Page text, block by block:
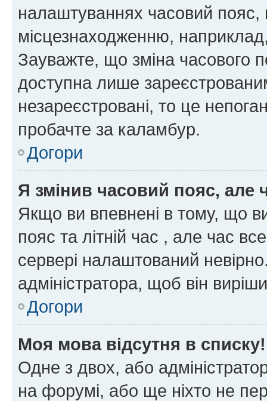
налаштуваннях часовий пояс,
місцезнаходженню,
Зауважте, що зміна часового
доступна лише
незареєстровані, то це
пробачте за каламбур.
Догори
Я змінив часовий пояс, але
Якщо ви впевнені в тому, що
пояс та літній час , але час
сервері налаштований
адміністратора, щоб він
Догори
Моя мова відсутня в списку!
Одне з двох, або
на форумі, або ще ніхто не